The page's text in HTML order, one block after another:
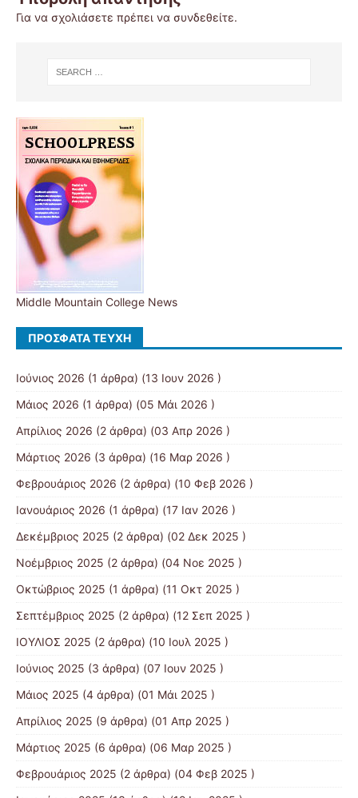
Για να σχολιάσετε πρέπει να συνδεθείτε.
Middle Mountain College News
ΠΡΌΣΦΑΤΑ ΤΕΎΧΗ
Ιούνιος 2026 (1 άρθρα) (13 Ιουν 2026 )
Μάιος 2026 (1 άρθρα) (05 Μάι 2026 )
Απρίλιος 2026 (2 άρθρα) (03 Απρ 2026 )
Μάρτιος 2026 (3 άρθρα) (16 Μαρ 2026 )
Φεβρουάριος 2026 (2 άρθρα) (10 Φεβ 2026 )
Ιανουάριος 2026 (1 άρθρα) (17 Ιαν 2026 )
Δεκέμβριος 2025 (2 άρθρα) (02 Δεκ 2025 )
Νοέμβριος 2025 (2 άρθρα) (04 Νοε 2025 )
Οκτώβριος 2025 (1 άρθρα) (11 Οκτ 2025 )
Σεπτέμβριος 2025 (2 άρθρα) (12 Σεπ 2025 )
ΙΟΥΛΙΟΣ 2025 (2 άρθρα) (10 Ιουλ 2025 )
Ιούνιος 2025 (3 άρθρα) (07 Ιουν 2025 )
Μάιος 2025 (4 άρθρα) (01 Μάι 2025 )
Απρίλιος 2025 (9 άρθρα) (01 Απρ 2025 )
Μάρτιος 2025 (6 άρθρα) (06 Μαρ 2025 )
Φεβρουάριος 2025 (2 άρθρα) (04 Φεβ 2025 )